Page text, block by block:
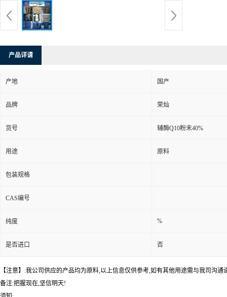
产品详请
产地 国产
品牌 荣灿
货号 辅酶Q10粉末40%
用途 原料
包装规格
CAS编号
纯度 %
是否进口 否
【注意】:我公司供应的产品均为原料,以上信息仅供参考,如有其他用途需与我司沟
备注:把握现在,坚信明天!